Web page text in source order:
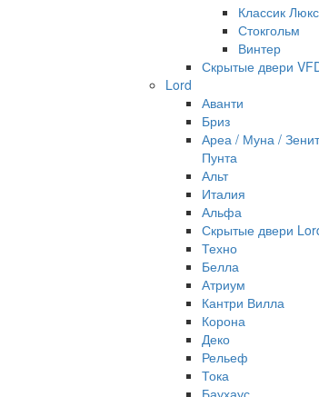
Классик Люкс
Стокгольм
Винтер
Скрытые двери
Lord
Аванти
Бриз
Ареа / Муна /
Пунта
Альт
Италия
Альфа
Скрытые двери
Техно
Белла
Атриум
Кантри Вилла
Корона
Деко
Рельеф
Тока
Баухаус